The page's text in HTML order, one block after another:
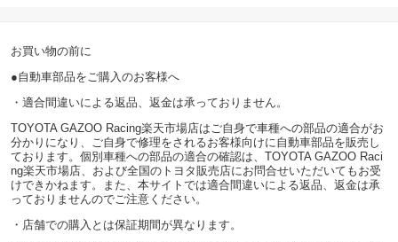
お買い物の前に
●自動車部品をご購入のお客様へ
・適合間違いによる返品、返金は承っておりません。
TOYOTA GAZOO Racing楽天市場店はご自身で車種への部品の適合がお
分かりになり、ご自身で修理をされるお客様向けに自動車部品を販売し
ております。個別車種への部品の適合の確認は、TOYOTA GAZOO Raci
ng楽天市場店、および全国のトヨタ販売店にお問合せいただいてもお受
けできかねます。また、本サイトでは適合間違いによる返品、返金は承
っておりませんのでご注意ください。
・店舗での購入とは保証期間が異なります。